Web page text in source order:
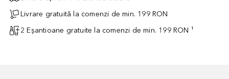
Livrare gratuită la comenzi de min. 199 RON
2 Eșantioane gratuite la comenzi de min. 199 RON ¹